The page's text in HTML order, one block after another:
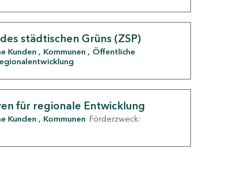
städtischen Grüns (ZSP)
Kunden Kommunen
Öffentliche
für regionale Entwicklung
Kunden Kommunen Förderzweck: